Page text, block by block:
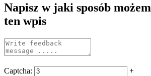
Napisz w jaki sposób
ten wpis
Captcha:
+